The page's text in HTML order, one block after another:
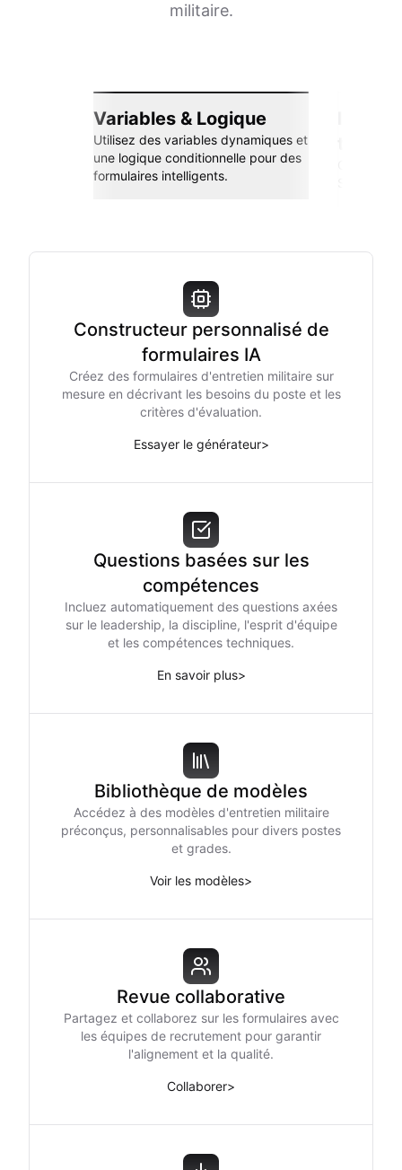
militaire.
Variables & Logique
Utilisez des variables dynamiques et
une logique conditionnelle pour des
formulaires intelligents.
Constructeur personnalisé de
formulaires IA
Créez des formulaires d'entretien militaire sur
mesure en décrivant les besoins du poste et les
critères d'évaluation.
Essayer le générateur>
Questions basées sur les
compétences
Incluez automatiquement des questions axées
sur le leadership, la discipline, l'esprit d'équipe
et les compétences techniques.
En savoir plus>
Bibliothèque de modèles
Accédez à des modèles d'entretien militaire
préconçus, personnalisables pour divers postes
et grades.
Voir les modèles>
Revue collaborative
Partagez et collaborez sur les formulaires avec
les équipes de recrutement pour garantir
l'alignement et la qualité.
Collaborer>